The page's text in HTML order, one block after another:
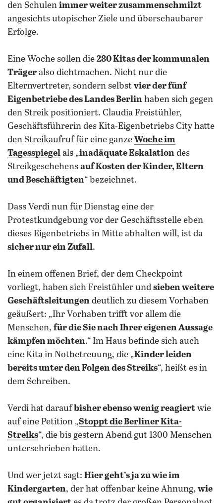
den Schulen immer weiter zusammenschmilzt
angesichts utopischer Ziele und überschaubarer
Erfolge.
Eine Woche sollen die 280 Kitas der kommunalen
Träger also dichtmachen. Nicht nur die
Elternvertreter, sondern selbst vier der fünf
Eigenbetriebe des Landes Berlin haben sich gegen
den Streik positioniert. Claudia Freistühler,
Geschäftsführerin des Kita-Eigenbetriebs City hatte
den Streikaufruf für eine ganze Woche im
Tagesspiegel als „inadäquate Eskalation des
Streikgeschehens auf Kosten der Kinder, Eltern
und Beschäftigten“ bezeichnet.
Dass Verdi nun für Dienstag eine der
Protestkundgebung vor der Geschäftsstelle eben
dieses Eigenbetriebs in Mitte abhalten will, ist da
sicher nur ein Zufall.
In einem offenen Brief, der dem Checkpoint
vorliegt, haben sich Freistühler und sieben weitere
Geschäftsleitungen deutlich zu diesem Vorhaben
geäußert: „Ihr Vorhaben trifft vor allem die
Menschen, für die Sie nach Ihrer eigenen Aussage
kämpfen möchten.“ Im Haus befinde sich auch
eine Kita in Notbetreuung, die „Kinder leiden
bereits unter den Folgen des Streiks“, heißt es in
dem Schreiben.
Verdi hat daraufbisher ebenso wenig reagiert wie
auf eine Petition „Stoppt die Berliner Kita-
Streiks“, die bis gestern Abend gut 1300 Menschen
unterschrieben hatten.
Und wer jetzt sagt: Hier geht’s ja zu wie im
Kindergarten, der hat offenbar keine Ahnung, wie